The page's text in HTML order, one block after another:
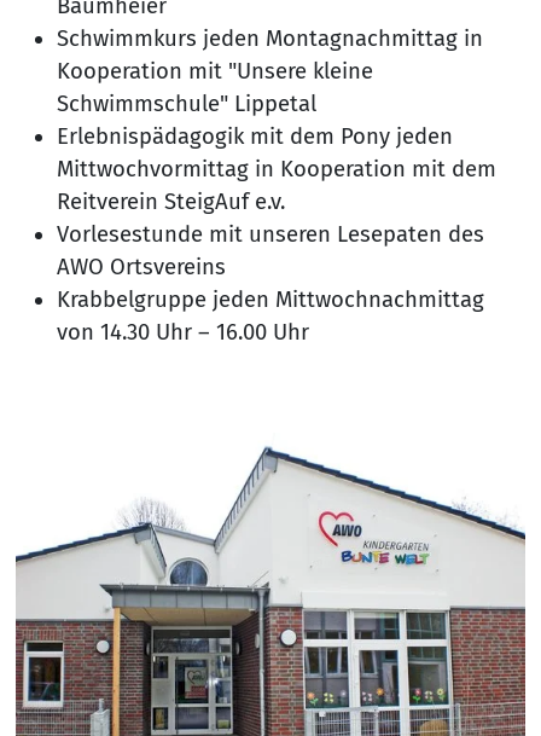
Baumheier
Schwimmkurs jeden Montagnachmittag in
Kooperation mit "Unsere kleine
Schwimmschule" Lippetal
Erlebnispädagogik mit dem Pony jeden
Mittwochvormittag in Kooperation mit dem
Reitverein SteigAuf e.v.
Vorlesestunde mit unseren Lesepaten des
AWO Ortsvereins
Krabbelgruppe jeden Mittwochnachmittag
von 14.30 Uhr – 16.00 Uhr